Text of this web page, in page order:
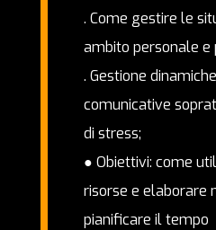
. Come gestire le
ambito personale e
. Gestione
comunicative
di stress;
● Obiettivi: come
risorse e elaborare
pianificare il tempo